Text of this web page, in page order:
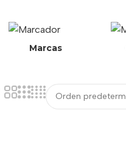
Marcas